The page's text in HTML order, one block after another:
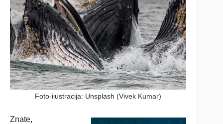
Foto-ilustracija: Unsplash (Vivek Kumar)
Znate,